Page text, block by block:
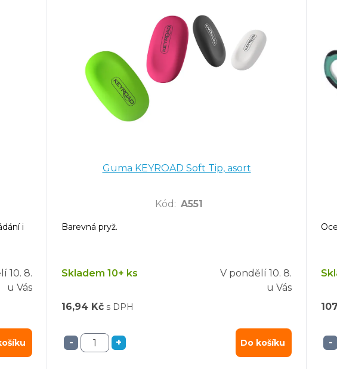
i
10. 8.
u Vás
Guma KEYROAD Soft Tip, asort
Kód : A551
Barevná pryž.
Skladem 10+ ks V pondělí 10. 8.
u Vás
16,94 Kč s DPH
- + Do košíku -